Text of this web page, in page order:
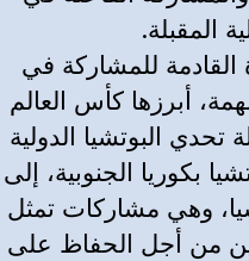
المقبلة.
القادمة للمشاركة في
أبرزها كأس العالم
تحدي البوتشيا الدولية
بكوريا الجنوبية، إلى
وهي مشاركات تمثل
من أجل الحفاظ على